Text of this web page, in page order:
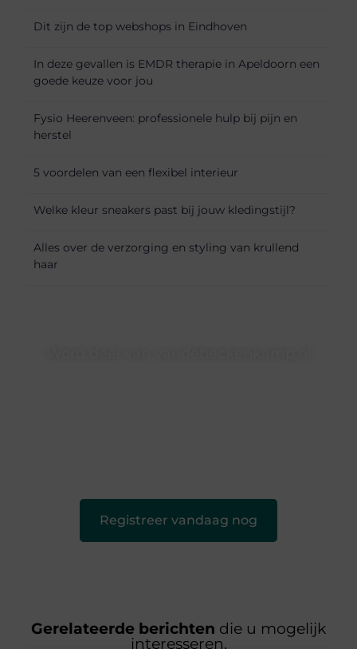
Dit zijn de top webshops in Eindhoven
In deze gevallen is EMDR therapie in Apeldoorn een
goede keuze voor jou
Fysio Heerenveen: professionele hulp bij pijn en
herstel
5 voordelen van een flexibel interieur
Welke kleur sneakers past bij jouw kledingstijl?
Alles over de verzorging en styling van krullend
haar
Registreer vandaag nog
Gerelateerde berichten die u mogelijk
interesseren.